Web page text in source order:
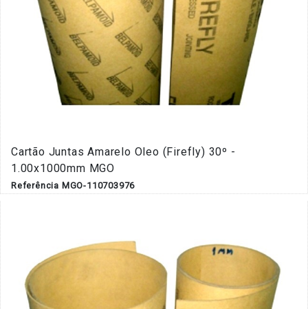
Cartão Juntas Amarelo Oleo (Firefly) 30º -
1.00x1000mm MGO
Referência MGO-110703976